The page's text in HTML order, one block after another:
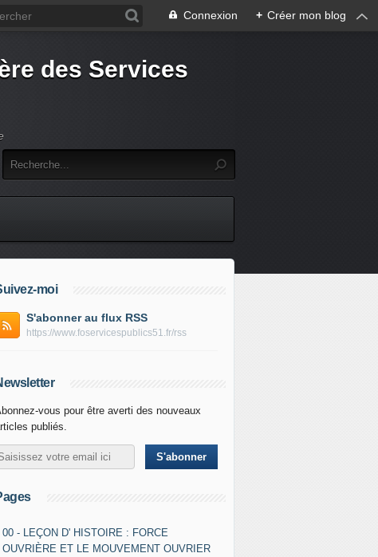
Connexion + Créer mon blog
des Services
moi
S'abonner au flux RSS
https://www.foservicespublics51.fr/rss
vous pour être averti des nouveaux
publiés.
00 - LEÇON D' HISTOIRE : FORCE
OUVRIÈRE ET LE MOUVEMENT OUVRIER